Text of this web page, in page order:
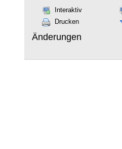
Interaktiv
Drucken
Änderungen